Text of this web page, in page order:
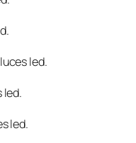
led.
led.
led.